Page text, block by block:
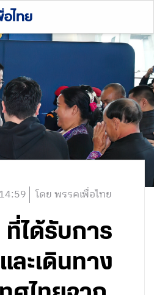
โดย พรรคเพื่อไทย
ได้รับการ
ละเดินทาง